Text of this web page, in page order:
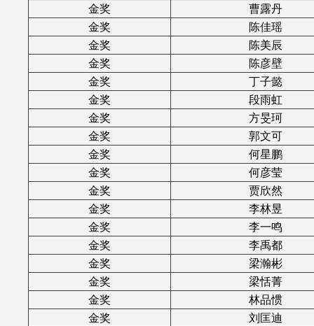
金奖
曹露丹
金奖
陈佳瑶
金奖
陈美辰
金奖
陈彦壁
金奖
丁子懿
金奖
段雨虹
金奖
方旻珂
金奖
郭文可
金奖
何星鹏
金奖
何彦莹
金奖
贾欣然
金奖
李林昱
金奖
李一鸣
金奖
李禹都
金奖
梁瀚彬
金奖
梁恬菁
金奖
林品惯
金奖
刘匡迪